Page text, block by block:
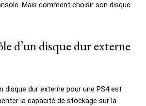
Mais comment choisir son disque
d’un disque dur externe
disque dur externe pour une PS4 est
la capacité de stockage sur la